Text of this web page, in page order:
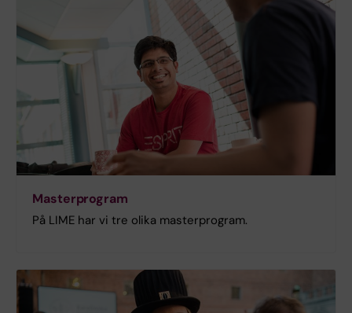
Masterprogram
På LIME har vi tre olika masterprogram.